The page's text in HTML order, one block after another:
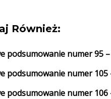
Również:
podsumowanie numer 95
podsumowanie numer 105
podsumowanie numer